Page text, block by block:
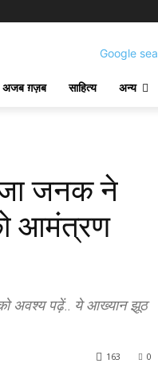
अजब ग़ज़ब साहित्य अन्य
जनक ने
आमंत्रण
अवश्य पढ़ें.. ये आख्यान झूठ
0
163